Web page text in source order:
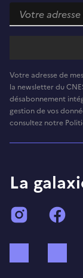
Votre adresse de
la newsletter du
désabonnement
gestion de vos
consultez notre
La
Instagram